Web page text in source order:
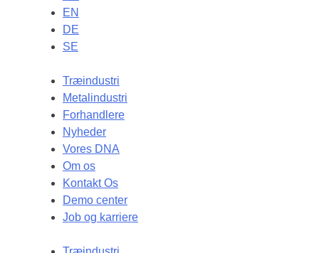
EN
DE
SE
Træindustri
Metalindustri
Forhandlere
Nyheder
Vores DNA
Om os
Kontakt Os
Demo center
Job og karriere